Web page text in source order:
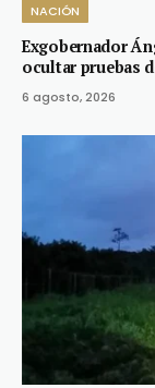
NACIÓN
Exgobernador
ocultar pruebas
6 agosto, 2026